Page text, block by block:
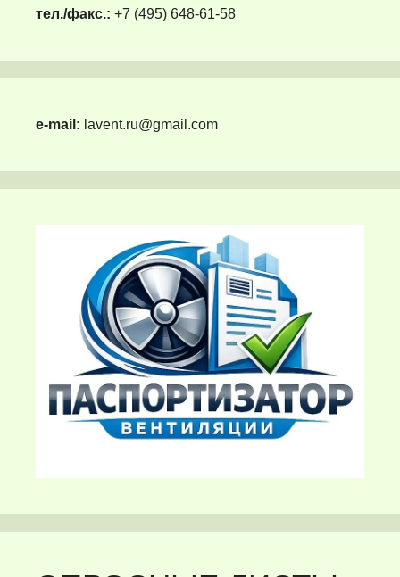
тел./факс.: +7 (495) 648-61-58
e-mail: lavent.ru@gmail.com